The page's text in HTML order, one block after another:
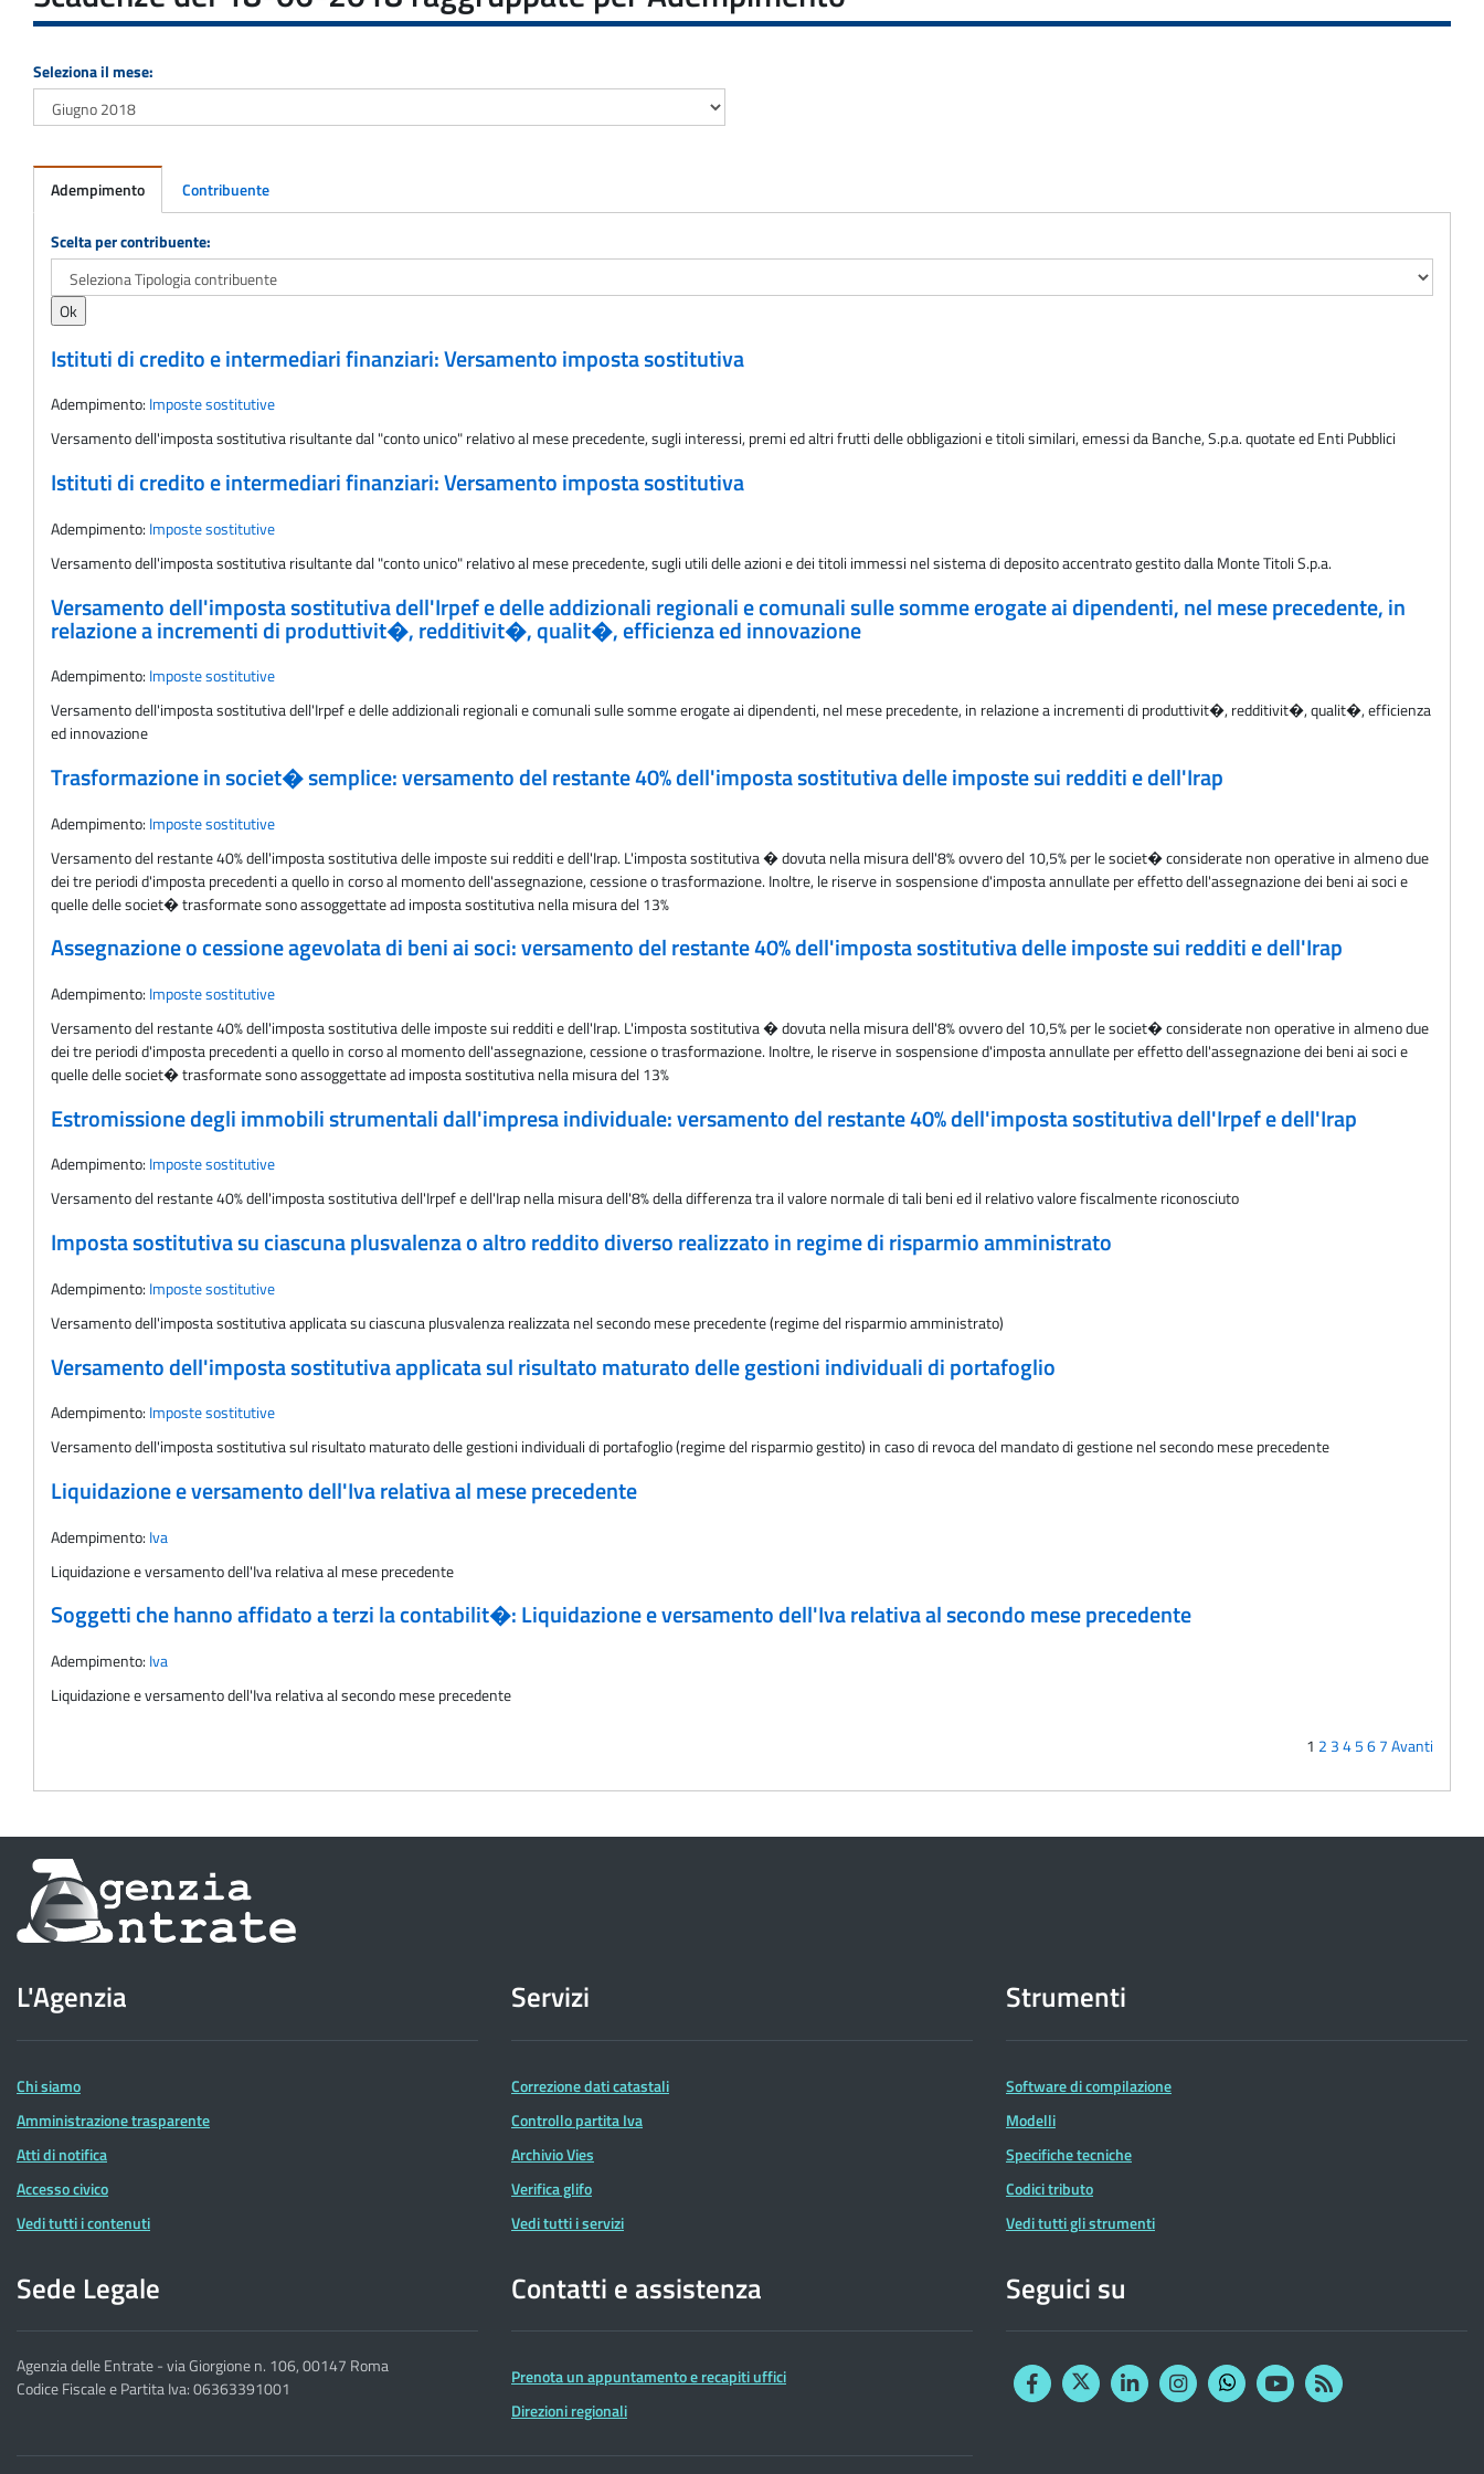
Seleziona il mese:
Adempimento Contribuente
Adempimento
Scelta per contribuente:
Istituti di credito e intermediari finanziari: Versamento imposta sostitutiva
Adempimento: Imposte sostitutive
Versamento dell'imposta sostitutiva risultante dal "conto unico" relativo al mese precedente, sugli interessi, premi ed altri frutti delle obbligazioni e titoli similari, emessi da Banche, S.p.a. quotate ed Enti Pubblici
Istituti di credito e intermediari finanziari: Versamento imposta sostitutiva
Adempimento: Imposte sostitutive
Versamento dell'imposta sostitutiva risultante dal "conto unico" relativo al mese precedente, sugli utili delle azioni e dei titoli immessi nel sistema di deposito accentrato gestito dalla Monte Titoli S.p.a.
Versamento dell'imposta sostitutiva dell'Irpef e delle addizionali regionali e comunali sulle somme erogate ai dipendenti, nel mese precedente, in
relazione a incrementi di produttivit�, redditivit�, qualit�, efficienza ed innovazione
Adempimento: Imposte sostitutive
Versamento dell'imposta sostitutiva dell'Irpef e delle addizionali regionali e comunali sulle somme erogate ai dipendenti, nel mese precedente, in relazione a incrementi di produttivit�, redditivit�, qualit�, efficienza
ed innovazione
Trasformazione in societ� semplice: versamento del restante 40% dell'imposta sostitutiva delle imposte sui redditi e dell'Irap
Adempimento: Imposte sostitutive
Versamento del restante 40% dell'imposta sostitutiva delle imposte sui redditi e dell'Irap. L'imposta sostitutiva � dovuta nella misura dell'8% ovvero del 10,5% per le societ� considerate non operative in almeno due
dei tre periodi d'imposta precedenti a quello in corso al momento dell'assegnazione, cessione o trasformazione. Inoltre, le riserve in sospensione d'imposta annullate per effetto dell'assegnazione dei beni ai soci e
quelle delle societ� trasformate sono assoggettate ad imposta sostitutiva nella misura del 13%
Assegnazione o cessione agevolata di beni ai soci: versamento del restante 40% dell'imposta sostitutiva delle imposte sui redditi e dell'Irap
Adempimento: Imposte sostitutive
Versamento del restante 40% dell'imposta sostitutiva delle imposte sui redditi e dell'Irap. L'imposta sostitutiva � dovuta nella misura dell'8% ovvero del 10,5% per le societ� considerate non operative in almeno due
dei tre periodi d'imposta precedenti a quello in corso al momento dell'assegnazione, cessione o trasformazione. Inoltre, le riserve in sospensione d'imposta annullate per effetto dell'assegnazione dei beni ai soci e
quelle delle societ� trasformate sono assoggettate ad imposta sostitutiva nella misura del 13%
Estromissione degli immobili strumentali dall'impresa individuale: versamento del restante 40% dell'imposta sostitutiva dell'Irpef e dell'Irap
Adempimento: Imposte sostitutive
Versamento del restante 40% dell'imposta sostitutiva dell'Irpef e dell'Irap nella misura dell'8% della differenza tra il valore normale di tali beni ed il relativo valore fiscalmente riconosciuto
Imposta sostitutiva su ciascuna plusvalenza o altro reddito diverso realizzato in regime di risparmio amministrato
Adempimento: Imposte sostitutive
Versamento dell'imposta sostitutiva applicata su ciascuna plusvalenza realizzata nel secondo mese precedente (regime del risparmio amministrato)
Versamento dell'imposta sostitutiva applicata sul risultato maturato delle gestioni individuali di portafoglio
Adempimento: Imposte sostitutive
Versamento dell'imposta sostitutiva sul risultato maturato delle gestioni individuali di portafoglio (regime del risparmio gestito) in caso di revoca del mandato di gestione nel secondo mese precedente
Liquidazione e versamento dell'Iva relativa al mese precedente
Adempimento: Iva
Liquidazione e versamento dell'Iva relativa al mese precedente
Soggetti che hanno affidato a terzi la contabilit�: Liquidazione e versamento dell'Iva relativa al secondo mese precedente
Adempimento: Iva
Liquidazione e versamento dell'Iva relativa al secondo mese precedente
1 2 34567Avanti
Informazioni
sul
dell'Agenzia
delle
Entrate
L'Agenzia
Chi siamo
Amministrazione trasparente
Atti di notifica
Accesso civico
Vedi tutti i contenuti
Servizi
Correzione dati catastali
Controllo partita Iva
Archivio Vies
Verifica glifo
Vedi tutti i servizi
Strumenti
Software di compilazione
Modelli
Specifiche tecniche
Codici tributo
Vedi tutti gli strumenti
Sede Legale
Agenzia delle Entrate - via Giorgione n. 106, 00147 Roma
Codice Fiscale e Partita Iva: 06363391001
Contatti e assistenza
Prenota un appuntamento e recapiti uffici
Direzioni regionali
Seguici su
FacebookTwitterLinkedinInstagram
YouTubeRSS